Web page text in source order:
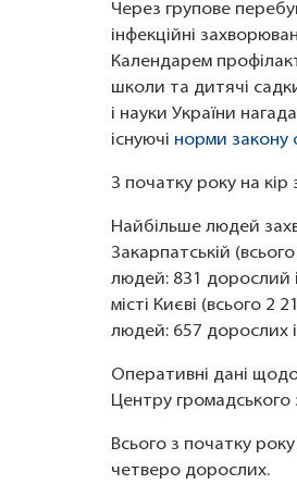
Через групове
інфекційні
Календарем
школи та дитячі
і науки України
існуючі норми закону
З початку року на
Найбільше людей
Закарпатській
людей: 831 дорослий
місті Києві (всього 2
людей: 657 дорослих
Оперативні дані щодо
Центру громадського
Всього з початку
четверо дорослих.